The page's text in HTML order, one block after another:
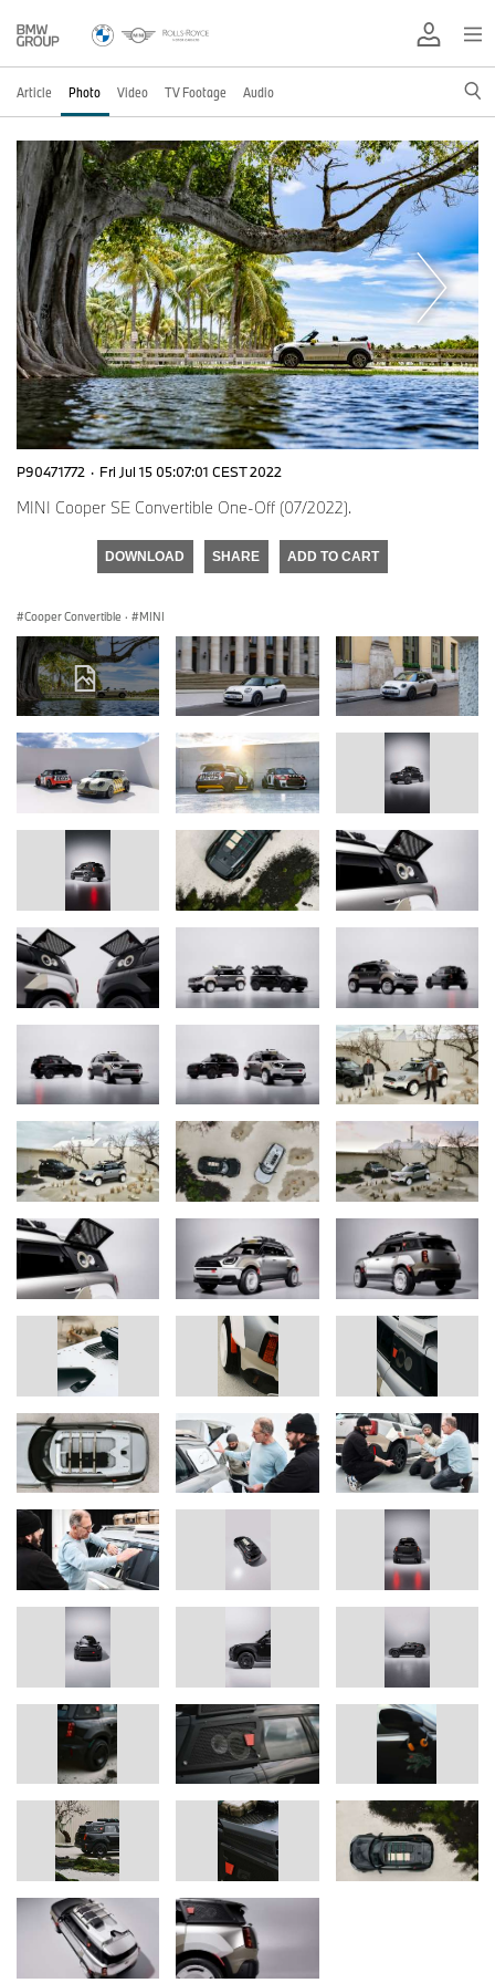
Article Photo Video TV Footage Audio
P90471772 · Fri Jul 15 05:07:01 CEST 2022
MINI Cooper SE Convertible One-Off (07/2022).
DOWNLOAD SHARE ADD TO CART
Cooper Convertible · MINI